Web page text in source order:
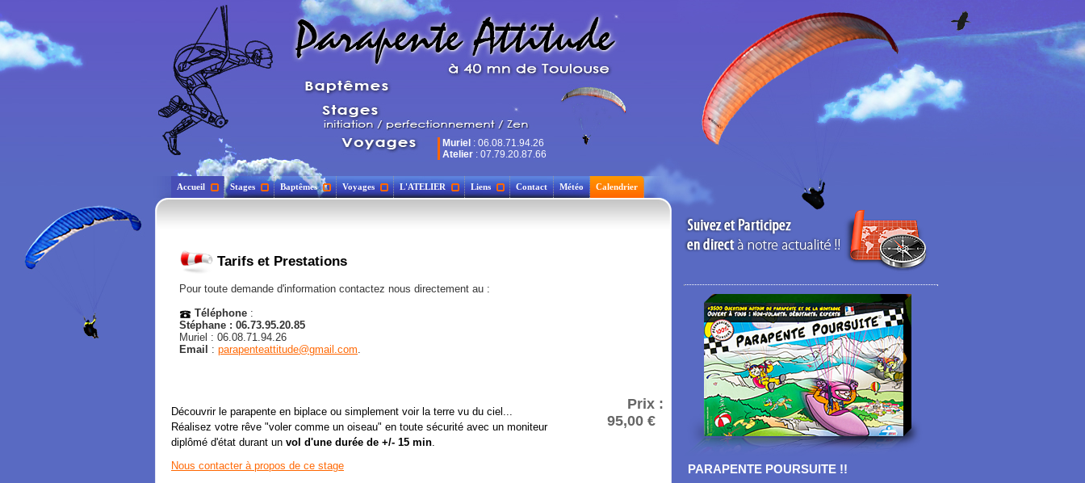
Muriel : 06.08.71.94.26
Atelier : 07.79.20.87.66
Accueil Stages Baptêmes Voyages L'ATELIER Liens Contact Météo Calendrier
Tarifs et Prestations
Pour toute demande d'information contactez nous directement au :
Téléphone :
Stéphane : 06.73.95.20.85
Muriel : 06.08.71.94.26
Email
: parapenteattitude@gmail.com.
Découvrir le parapente en biplace ou simplement voir la terre vu du ciel...
Réalisez votre rêve "voler comme un oiseau" en toute sécurité avec un moniteur
diplômé d'état durant un vol d'une durée de +/- 15 min.
Nous contacter à propos de ce stage
Prix :
95,00 €
PARAPENTE POURSUITE !!